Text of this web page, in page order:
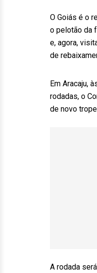
O Goiás é o
o pelotão da
e, agora,
de
Em Aracaju,
rodadas, o
de novo
A rodada